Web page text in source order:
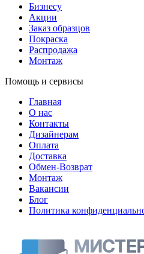
Бизнесу
Акции
Заказ образцов
Покраска
Распродажа
Монтаж
Помощь и сервисы
Главная
О нас
Контакты
Дизайнерам
Оплата
Доставка
Обмен-Возврат
Монтаж
Вакансии
Блог
Политика